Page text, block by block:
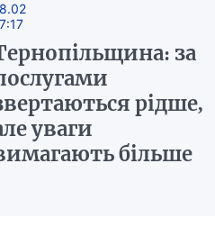
за
рідше,
уваги
більше